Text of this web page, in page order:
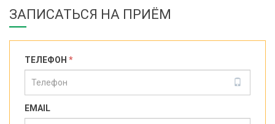
ЗАПИСАТЬСЯ НА ПРИЁМ
ТЕЛЕФОН *
EMAIL